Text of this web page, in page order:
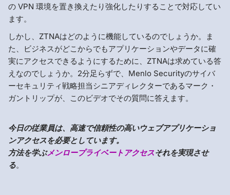
の VPN 環境を置き換えたり強化したりすることで対応してい
ます。
しかし、ZTNAはどのように機能しているのでしょうか。ま
た、ビジネスがどこからでもアプリケーションやデータに確
実にアクセスできるようにするために、ZTNAは求めている答
えなのでしょうか。2分足らずで、Menlo Securityのサイバ
ーセキュリティ戦略担当シニアディレクターであるマーク・
ガントリップが、このビデオでその質問に答えます。
今日の従業員は、高速で信頼性の高いウェブアプリケーショ
ンアクセスを必要としています。
方法を学ぶメンロープライベートアクセスそれを実現させ
る。